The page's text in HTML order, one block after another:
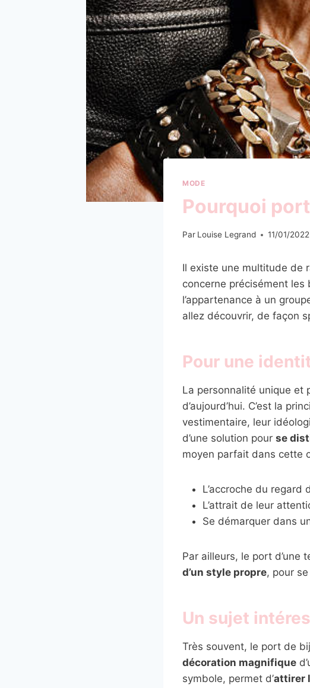
MODE
Pourquoi
Par Louise Legrand 11/01/2022
Il existe une multitude de
concerne précisément les
l’appartenance à un
allez découvrir, de façon
Pour une
La personnalité unique et
d’aujourd’hui. C’est la
vestimentaire, leur
d’une solution pour se
moyen parfait dans cette
L’accroche du regard
L’attrait de leur
Se démarquer dans
Par ailleurs, le port d’une
d’un style propre, pour
Un sujet
Très souvent, le port de
décoration magnifique
symbole, permet d’attirer